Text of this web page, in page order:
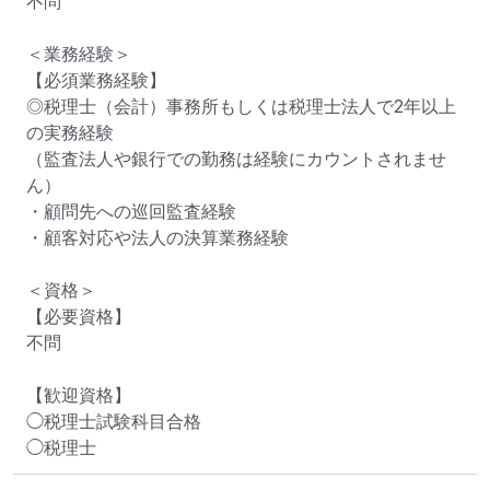
＜業務経験＞
【必須業務経験】
◎税理士（会計）事務所もしくは税理士法人で2年以上
の実務経験
（監査法人や銀行での勤務は経験にカウントされませ
ん）
・顧問先への巡回監査経験
・顧客対応や法人の決算業務経験
＜資格＞
【必要資格】
不問
【歓迎資格】
◯税理士試験科目合格
◯税理士